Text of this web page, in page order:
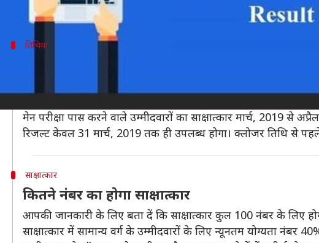
तिथियां
मेन परीक्षा पास करने वाले उम्मीदवारों का साक्षात्कार मार्च, 2019
रिजल्ट केवल 31 मार्च, 2019 तक ही उपलब्ध होगा। क्लोजर तिथि से
साक्षात्कार
कितने नंबर का होगा साक्षात्कार
आपकी जानकारी के लिए बता दें कि साक्षात्कार कुल 100 नंबर के लिए
साक्षात्कार में सामान्य वर्ग के उम्मीदवारों के लिए न्यूनतम योग्यता